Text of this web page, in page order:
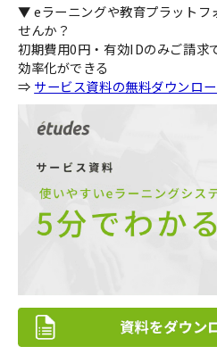
▼ eラーニングや教育プラットフ
せんか？
初期費用0円・有効IDのみご請求
効率化ができる
⇒ サービス資料の無料ダウンロ